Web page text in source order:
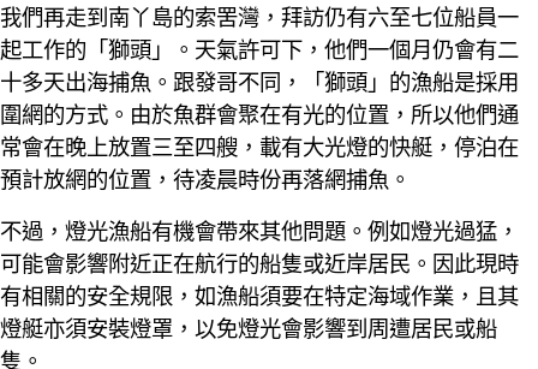
我們再走到南丫島的索罟灣，拜訪仍有六至七位船員一
起工作的「獅頭」。天氣許可下，他們一個月仍會有二
十多天出海捕魚。跟發哥不同，「獅頭」的漁船是採用
圍網的方式。由於魚群會聚在有光的位置，所以他們通
常會在晚上放置三至四艘，載有大光燈的快艇，停泊在
預計放網的位置，待凌晨時份再落網捕魚。
不過，燈光漁船有機會帶來其他問題。例如燈光過猛，
可能會影響附近正在航行的船隻或近岸居民。因此現時
有相關的安全規限，如漁船須要在特定海域作業，且其
燈艇亦須安裝燈罩，以免燈光會影響到周遭居民或船
隻。